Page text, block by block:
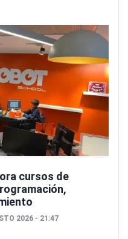
cursos de
2026 - 21:47